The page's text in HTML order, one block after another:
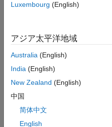
wrldmagm( height latitude
ファイ
は、 NOAAによって提供される
例
すべて折りたたむ
WMM2025を用いた
Luxembourg (English)
アジア太平洋地域
Australia (English)
India (English)
New Zealand (English)
中国
简体中文
English